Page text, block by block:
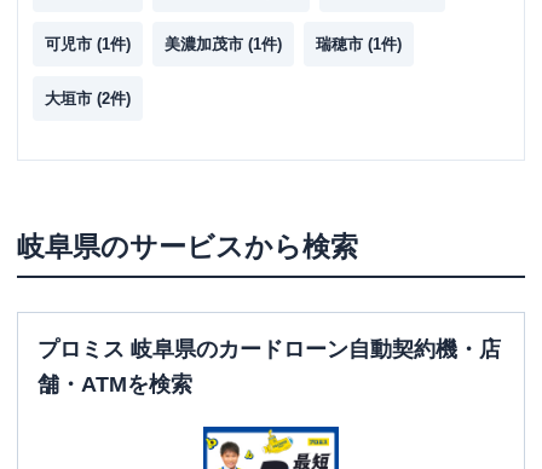
可児市 (1件) 美濃加茂市 (1件) 瑞穂市 (1件)
大垣市 (2件)
岐阜県のサービスから検索
プロミス 岐阜県のカードローン自動契約機・店
舗・ATMを検索